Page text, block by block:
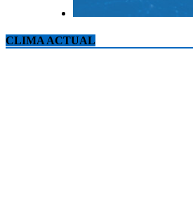
CLIMA ACTUAL